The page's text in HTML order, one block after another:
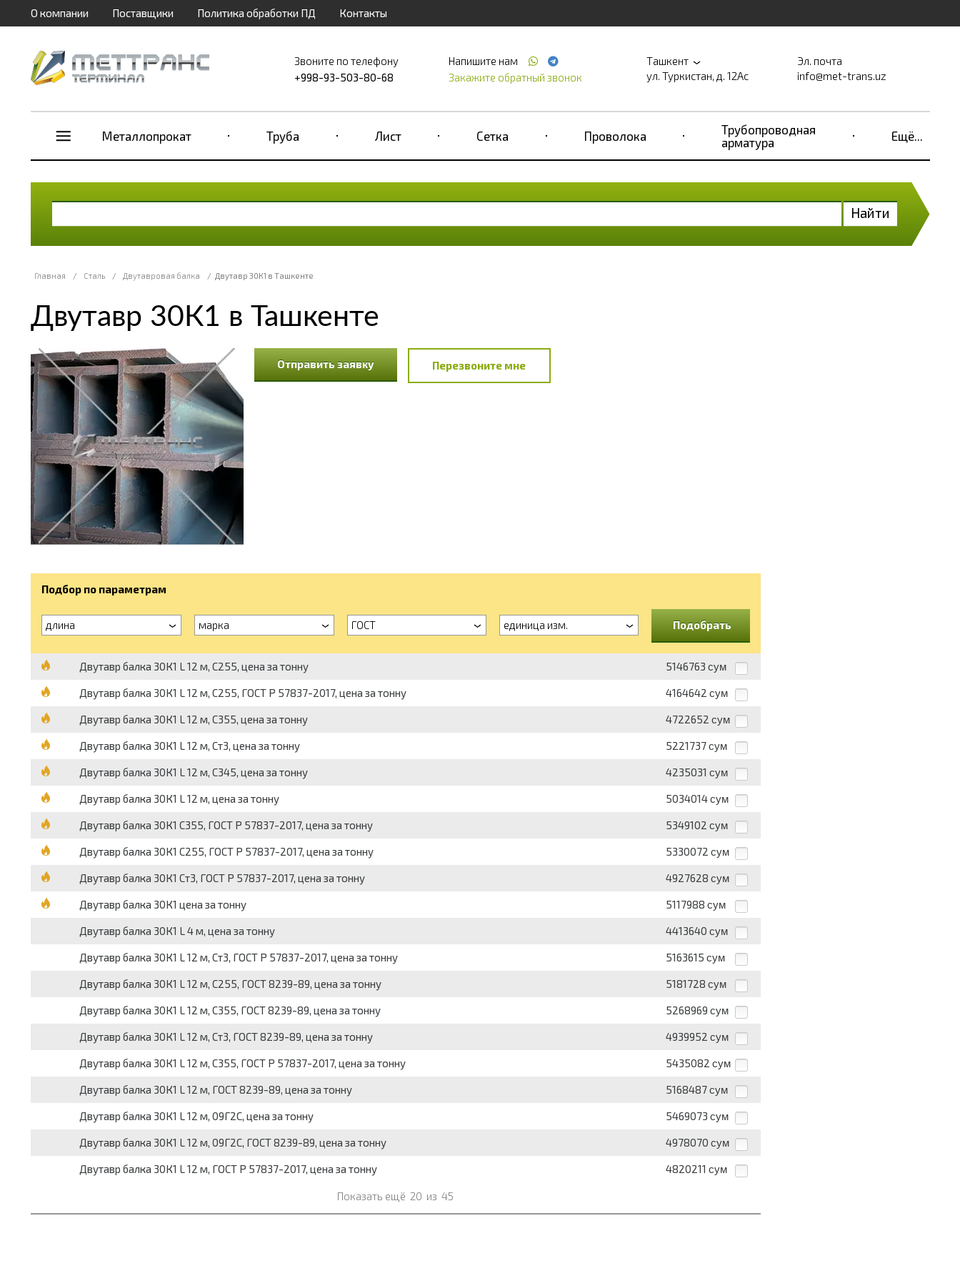
О компании Поставщики Политика обработки ПД Контакты
Звоните по телефону
+998-93-503-80-68
Напишите нам
Закажите обратный звонок
Ташкент
ул. Туркистан, д. 12Ас
Эл. почта
info@met-trans.uz
Металлопрокат Труба Лист Сетка Проволока
Трубопроводная
арматура
Ещё...
Найти
Главная / Сталь / Двутавровая балка / Двутавр 30К1 в Ташкенте
Двутавр 30К1 в Ташкенте
Отправить заявку Перезвоните мне
Подбор по параметрам
длина марка ГОСТ единица изм. Подобрать
Двутавр балка 30К1 L 12 м, С255, цена за тонну 5146763 сум
Двутавр балка 30К1 L 12 м, С255, ГОСТ Р 57837-2017, цена за тонну 4164642 сум
Двутавр балка 30К1 L 12 м, С355, цена за тонну 4722652 сум
Двутавр балка 30К1 L 12 м, Ст3, цена за тонну 5221737 сум
Двутавр балка 30К1 L 12 м, С345, цена за тонну 4235031 сум
Двутавр балка 30К1 L 12 м, цена за тонну 5034014 сум
Двутавр балка 30К1 С355, ГОСТ Р 57837-2017, цена за тонну 5349102 сум
Двутавр балка 30К1 С255, ГОСТ Р 57837-2017, цена за тонну 5330072 сум
Двутавр балка 30К1 Ст3, ГОСТ Р 57837-2017, цена за тонну 4927628 сум
Двутавр балка 30К1 цена за тонну 5117988 сум
Двутавр балка 30К1 L 4 м, цена за тонну 4413640 сум
Двутавр балка 30К1 L 12 м, Ст3, ГОСТ Р 57837-2017, цена за тонну 5163615 сум
Двутавр балка 30К1 L 12 м, С255, ГОСТ 8239-89, цена за тонну 5181728 сум
Двутавр балка 30К1 L 12 м, С355, ГОСТ 8239-89, цена за тонну 5268969 сум
Двутавр балка 30К1 L 12 м, Ст3, ГОСТ 8239-89, цена за тонну 4939952 сум
Двутавр балка 30К1 L 12 м, С355, ГОСТ Р 57837-2017, цена за тонну 5435082 сум
Двутавр балка 30К1 L 12 м, ГОСТ 8239-89, цена за тонну 5168487 сум
Двутавр балка 30К1 L 12 м, 09Г2С, цена за тонну 5469073 сум
Двутавр балка 30К1 L 12 м, 09Г2С, ГОСТ 8239-89, цена за тонну 4978070 сум
Двутавр балка 30К1 L 12 м, ГОСТ Р 57837-2017, цена за тонну 4820211 сум
Показать ещё 20 из 45